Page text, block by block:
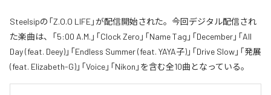
Steelsipの「Z.O.O LIFE」が配信開始された。今回デジタル配信され
た楽曲は、「5:00 A.M.」「Clock Zero」「Name Tag」「December」「All
Day (feat. Deey)」「Endless Summer (feat. YAYA子)」「Drive Slow」「発展
(feat. Elizabeth-G)」「Voice」「Nikon」を含む全10曲となっている。